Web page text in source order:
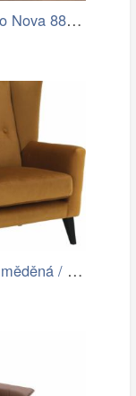
Lounge křeslo Nova 88x88 cm bouclé…
Křeslo-ušák, měděná / černá, RODEZA Mdum